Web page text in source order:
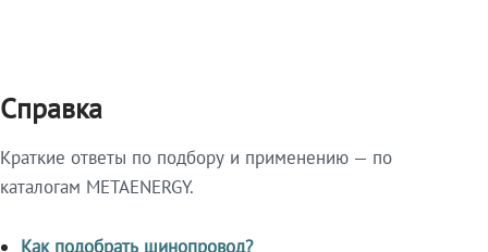
Справка
Краткие ответы по подбору и применению — по
каталогам METAENERGY.
Как подобрать шинопровод?